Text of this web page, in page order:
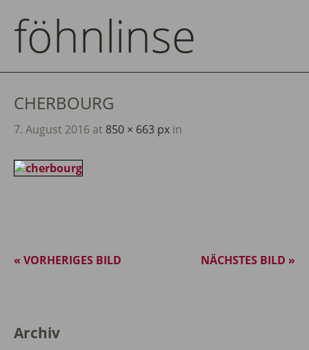
föhnlinse
CHERBOURG
7. August 2016 at 850 × 663 px in
« VORHERIGES BILD NÄCHSTES BILD »
Archiv